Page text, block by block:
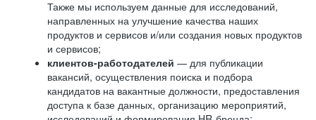
Также мы используем данные для исследований,
направленных на улучшение качества наших
продуктов и сервисов и/или создания новых продуктов
и сервисов;
клиентов-работодателей — для публикации
вакансий, осуществления поиска и подбора
кандидатов на вакантные должности, предоставления
доступа к базе данных, организацию мероприятий,